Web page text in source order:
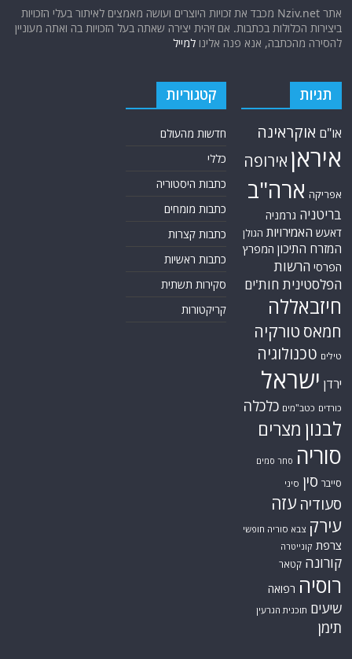
אתר Nziv.net מכבד את זכויות היוצרים ועושה מאמצים לאיתור בעלי הזכויות
ביצירות הכלולות בכתבות. אם זיהית יצירה שאתה בעל הזכויות בה ואתה מעוניין
להסירה מהכתבה, אנא פנה אלינולמייל
תגיות
או"ם אוקראינה
איראן אירופה
אפריקה ארה"ב
בריטניה גרמניה
דאעש האמירויות הגולן
המזרח התיכון המפרץ
הפרסי הרשות
הפלסטינית חות'ים
חיזבאללה
חמאס טורקיה
טילים טכנולוגיה
ירדן ישראל
כורדים כטב"מים כלכלה
לבנון מצרים
סוריה סחר סמים
סייבר סין סיני
סעודיה עזה
עירק צבא סוריה חופשי
צרפת קונייטרה
קורונה קטאר
רוסיה רפואה
שיעים תוכנית הגרעין
תימן
קטגוריות
חדשות מהעולם
כללי
כתבות היסטוריה
כתבות מומחים
כתבות קצרות
כתבות ראשיות
סקירות תשתית
קריקטורות